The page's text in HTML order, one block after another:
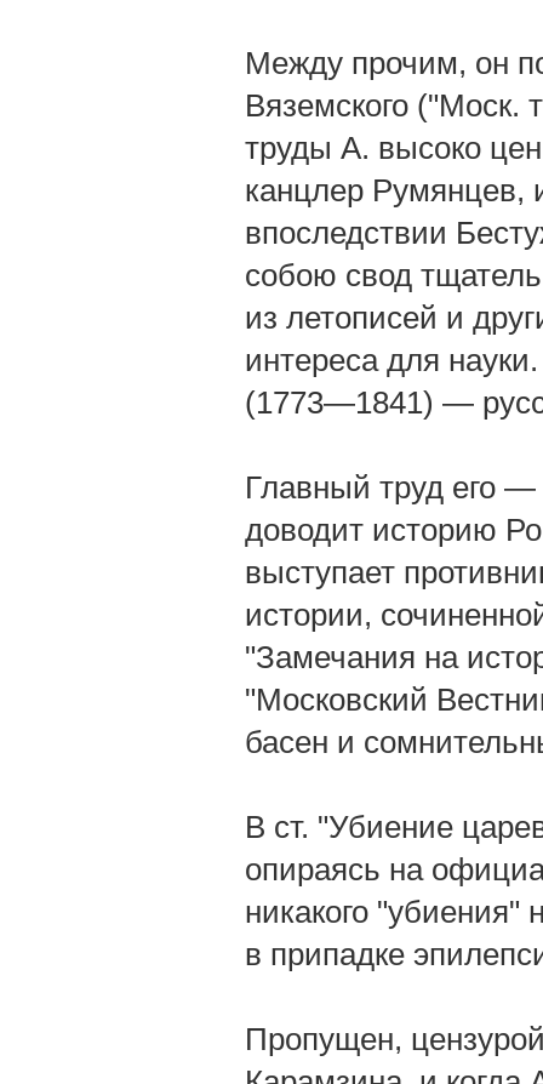
Между прочим, он
Вяземского
труды А. высоко
канцлер Румянцев,
впоследствии
собою свод
из летописей и
интереса для
(1773—1841) —
Главный труд его
доводит историю
выступает
истории,
"Замечания на
"Московский
басен и
В ст. "Убиение
опираясь на
никакого
в припадке
Пропущен,